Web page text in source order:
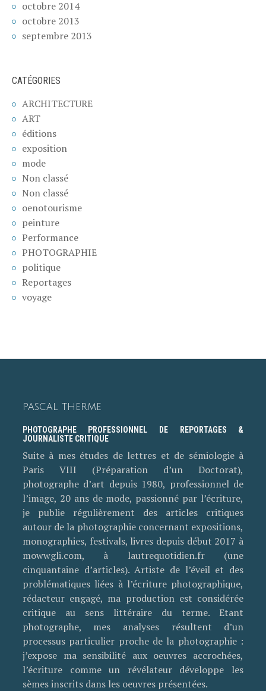
octobre 2014
octobre 2013
septembre 2013
CATÉGORIES
ARCHITECTURE
ART
éditions
exposition
mode
Non classé
Non classé
oenotourisme
peinture
Performance
PHOTOGRAPHIE
politique
Reportages
voyage
PASCAL THERME
PHOTOGRAPHE PROFESSIONNEL DE REPORTAGES &
JOURNALISTE CRITIQUE
Suite à mes études de lettres et de sémiologie à
Paris VIII (Préparation d’un Doctorat),
photographe d’art depuis 1980, professionnel de
l’image, 20 ans de mode, passionné par l’écriture,
je publie régulièrement des articles critiques
autour de la photographie concernant expositions,
monographies, festivals, livres depuis début 2017 à
mowwgli.com, à lautrequotidien.fr (une
cinquantaine d’articles). Artiste de l’éveil et des
problématiques liées à l’écriture photographique,
rédacteur engagé, ma production est considérée
critique au sens littéraire du terme. Etant
photographe, mes analyses résultent d’un
processus particulier proche de la photographie :
j’expose ma sensibilité aux oeuvres accrochées,
l’écriture comme un révélateur développe les
sèmes inscrits dans les oeuvres présentées.